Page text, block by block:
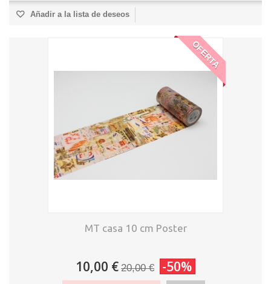
Añadir a la lista de deseos
OFERTA
MT casa 10 cm Poster
10,00 € 20,00 € -50%